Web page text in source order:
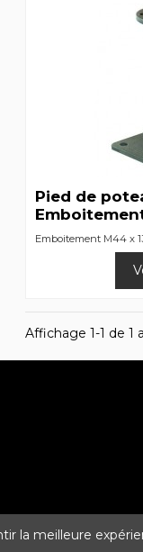
Pied de
Emboitement M44 x
Affichage 1-1 de 1
la meilleure